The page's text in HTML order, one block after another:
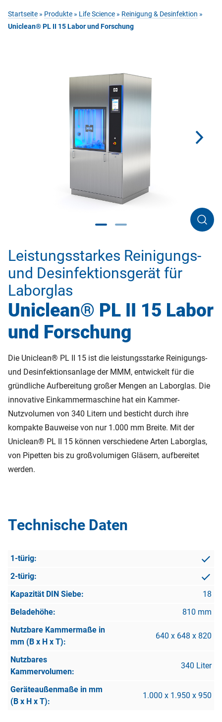
Startseite » Produkte » Life Science » Reinigung & Desinfektion »
Uniclean® PL II 15 Labor und Forschung
Leistungsstarkes Reinigungs-
und Desinfektionsgerät für
Laborglas
Uniclean® PL II 15 Labor
und Forschung
Die Uniclean® PL II 15 ist die leistungsstarke Reinigungs-
und Desinfektionsanlage der MMM, entwickelt für die
gründliche Aufbereitung großer Mengen an Laborglas. Die
innovative Einkammermaschine hat ein Kammer-
Nutzvolumen von 340 Litern und besticht durch ihre
kompakte Bauweise von nur 1.000 mm Breite. Mit der
Uniclean® PL II 15 können verschiedene Arten Laborglas,
von Pipetten bis zu großvolumigen Gläsern, aufbereitet
werden.
Technische Daten
18
810 mm
640 x 648 x 820
340 Liter
1.000 x 1.950 x 950